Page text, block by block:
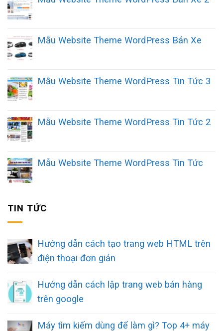
Mẫu Website Theme WordPress Bán Xe
Mẫu Website Theme WordPress Tin Tức 3
Mẫu Website Theme WordPress Tin Tức 2
Mẫu Website Theme WordPress Tin Tức
TIN TỨC
Hướng dẫn cách tạo trang web HTML trên
điện thoại đơn giản
Hướng dẫn cách lập trang web bán hàng
trên google
Máy tìm kiếm dùng để làm gì? Top 4+ máy